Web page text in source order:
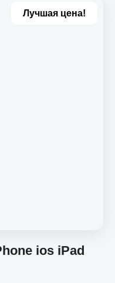
Лучшая цена!
ios iPad